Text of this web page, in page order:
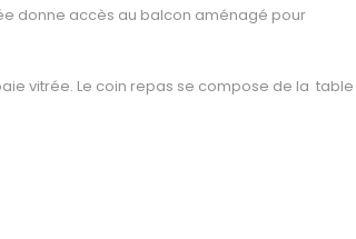
donne accès au balcon aménagé pour
vitrée. Le coin repas se compose de la table